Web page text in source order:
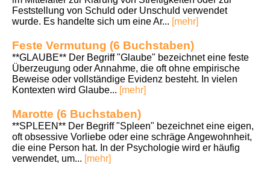
Feststellung von Schuld oder Unschuld verwendet
wurde. Es handelte sich um eine Ar... [mehr]
Feste Vermutung (6 Buchstaben)
**GLAUBE** Der Begriff "Glaube" bezeichnet eine feste
Überzeugung oder Annahme, die oft ohne empirische
Beweise oder vollständige Evidenz besteht. In vielen
Kontexten wird Glaube... [mehr]
Marotte (6 Buchstaben)
**SPLEEN** Der Begriff "Spleen" bezeichnet eine eigen,
oft obsessive Vorliebe oder eine schräge Angewohnheit,
die eine Person hat. In der Psychologie wird er häufig
verwendet, um... [mehr]